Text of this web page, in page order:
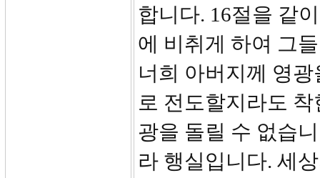
합니다. 16절을 같
에 비취게 하여 그
너희 아버지께 영
로 전도할지라도
광을 돌릴 수 없습
라 행실입니다. 세